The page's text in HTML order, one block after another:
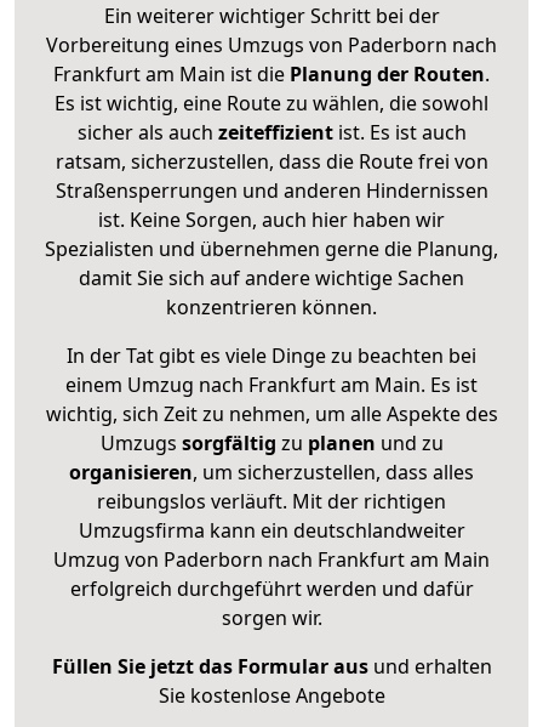
Ein weiterer wichtiger Schritt bei der
Vorbereitung eines Umzugs von Paderborn nach
Frankfurt am Main ist die Planung der Routen.
Es ist wichtig, eine Route zu wählen, die sowohl
sicher als auch zeiteffizientist. Es ist auch
ratsam, sicherzustellen, dass die Route frei von
Straßensperrungen und anderen Hindernissen
ist. Keine Sorgen, auch hier haben wir
Spezialisten und übernehmen gerne die Planung,
damit Sie sich auf andere wichtige Sachen
konzentrieren können.
In der Tat gibt es viele Dinge zu beachten bei
einem Umzug nach Frankfurt am Main. Es ist
wichtig, sich Zeit zu nehmen, um alle Aspekte des
Umzugs sorgfältig zu planen und zu
organisieren, um sicherzustellen, dass alles
reibungslos verläuft. Mit der richtigen
Umzugsfirma kann ein deutschlandweiter
Umzug von Paderborn nach Frankfurt am Main
erfolgreich durchgeführt werden und dafür
sorgen wir.
Füllen Sie jetzt das Formular ausund erhalten
Sie kostenlose Angebote